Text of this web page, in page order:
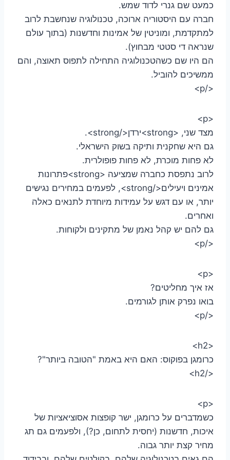
כמעט שם גנרי לדוד שמש.
חברה עם היסטוריה ארוכה, טכנולוגיה שנחשבת לרוב
למתקדמת, ומוניטין של אמינות וחדשנות (בתוך עולם
שנראה די סטטי מבחוץ).
הם היו שם כשהטכנולוגיה התחילה לתפוס תאוצה, והם
ממשיכים להוביל.
</p>
<p>
מצד שני, <strong>ירדן</strong>.
גם היא שחקנית ותיקה בשוק הישראלי.
לא פחות מוכרת, לא פחות פופולרית.
לרוב נתפסת כחברה שמציעה <strong>פתרונות
אמינים ויעילים</strong>, לפעמים במחירים נגישים
יותר, או עם דגש על עמידות מיוחדת לתנאים כאלה
ואחרים.
גם להם יש קהל נאמן של מתקינים ולקוחות.
</p>
<p>
אז איך מחליטים?
בואו נפרק אותן לגורמים.
</p>
<h2>
כרומגן בפוקוס: האם היא באמת "הטובה ביותר"?
</h2>
<p>
כשמדברים על כרומגן, ישר קופצות אסוציאציות של
איכות, חדשנות (יחסית לתחום, כן?), ולפעמים גם תג
מחיר קצת יותר גבוה.